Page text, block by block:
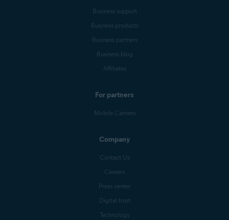
Business support
Business products
Business partners
Business blog
Affiliates
For partners
Mobile Carriers
Company
Contact Us
Careers
Press center
Digital trust
Technology